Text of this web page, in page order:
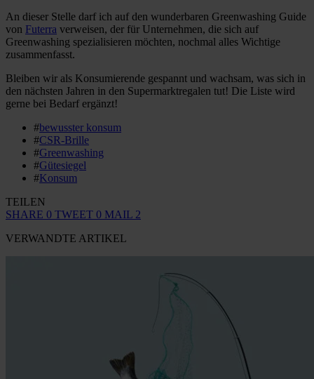
An dieser Stelle darf ich auf den wunderbaren Greenwashing Guide
von Futerra verweisen, der für Unternehmen, die sich auf
Greenwashing spezialisieren möchten, nochmal alles Wichtige
zusammenfasst.
Bleiben wir als Konsumierende gespannt und wachsam, was sich in
den nächsten Jahren in den Supermarktregalen tut! Die Liste wird
gerne bei Bedarf ergänzt!
#bewusster konsum
#CSR-Brille
#Greenwashing
#Gütesiegel
#Konsum
TEILEN
SHARE 0 TWEET 0 MAIL 2
VERWANDTE ARTIKEL